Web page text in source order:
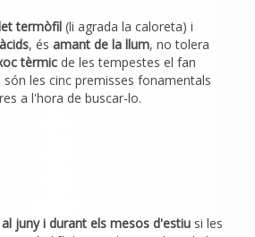
termòfil (li agrada la caloreta) i
, és amant de la llum, no tolera
tèrmic de les tempestes el fan
les cinc premisses fonamentals
a l'hora de buscar-lo.
juny i durant els mesos d'estiu si les